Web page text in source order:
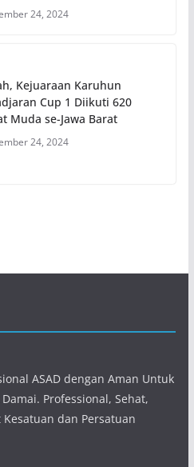
24, 2024
Kejuaraan Karuhun
Cup 1 Diikuti 620
Muda se-Jawa Barat
24, 2024
ASAD dengan Aman Untuk
Professional, Sehat,
dan Persatuan